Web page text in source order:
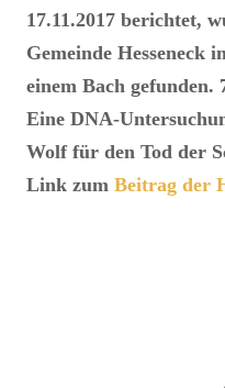
17.11.2017 berichtet,
Gemeinde Hesseneck
einem Bach
Eine DNA-
Wolf für den Tod der
Link zumBeitrag der